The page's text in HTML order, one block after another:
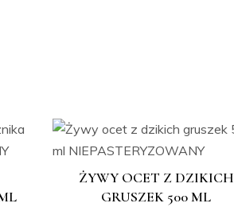
ŻYWY OCET Z DZIKICH
GRUSZEK 500 ML